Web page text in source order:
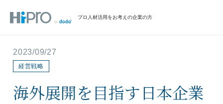
プロ人材活用をお考えの企業の方
2023/09/27
経営戦略
海外展開を目指す日本企業